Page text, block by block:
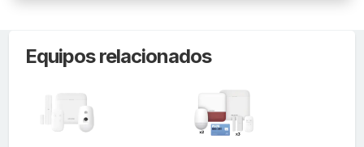
Equipos relacionados